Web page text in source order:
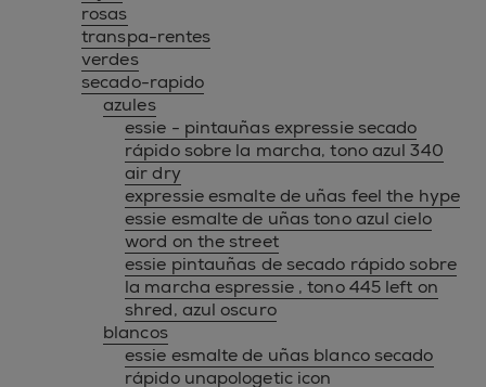
rosas
transpa-rentes
verdes
secado-rapido
azules
essie - pintauñas expressie secado
rápido sobre la marcha, tono azul 340
air dry
expressie esmalte de uñas feel the hype
essie esmalte de uñas tono azul cielo
word on the street
essie pintauñas de secado rápido sobre
la marcha espressie , tono 445 left on
shred, azul oscuro
blancos
essie esmalte de uñas blanco secado
rápido unapologetic icon